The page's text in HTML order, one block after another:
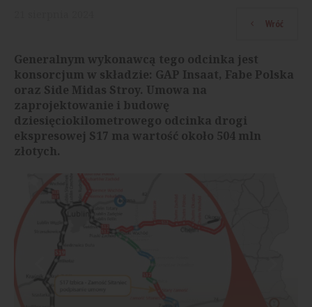
Wróć
Generalnym wykonawcą tego odcinka jest
konsorcjum w składzie: GAP Insaat, Fabe Polska
oraz Side Midas Stroy. Umowa na
zaprojektowanie i budowę
dziesięciokilometrowego odcinka drogi
ekspresowej S17 ma wartość około 504 mln
złotych.